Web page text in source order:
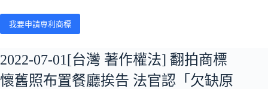
我要申請專利商標
2022-07-01[台灣 著作權法] 翻拍商標
懷舊照布置餐廳挨告 法官認「欠缺原